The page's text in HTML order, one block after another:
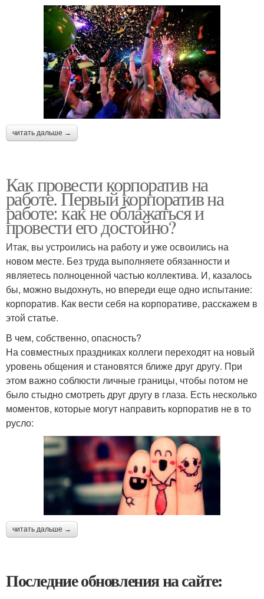
читать дальше →
Как провести корпоратив на
работе. Первый корпоратив на
работе: как не облажаться и
провести его достойно?
Итак, вы устроились на работу и уже освоились на
новом месте. Без труда выполняете обязанности и
являетесь полноценной частью коллектива. И, казалось
бы, можно выдохнуть, но впереди еще одно испытание:
корпоратив. Как вести себя на корпоративе, расскажем в
этой статье.
В чем, собственно, опасность?
На совместных праздниках коллеги переходят на новый
уровень общения и становятся ближе друг другу. При
этом важно соблюсти личные границы, чтобы потом не
было стыдно смотреть друг другу в глаза. Есть несколько
моментов, которые могут направить корпоратив не в то
русло:
читать дальше →
Последние обновления на сайте: